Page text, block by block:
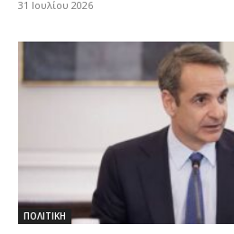
31 Ιουλίου 2026
ΠΟΛΙΤΙΚΗ